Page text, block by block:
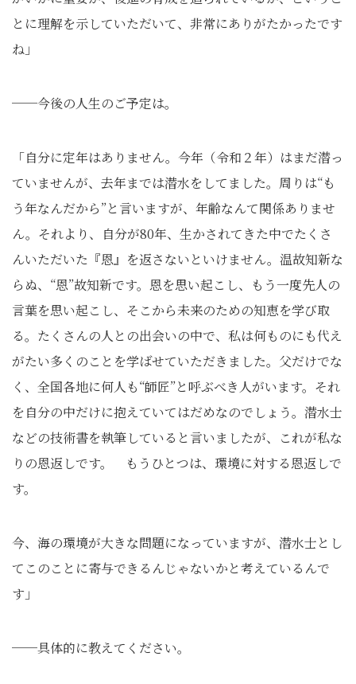
とに理解を示していただいて、非常にありがたかったです
ね」
──今後の人生のご予定は。
「自分に定年はありません。今年（令和２年）はまだ潜っ
ていませんが、去年までは潜水をしてました。周りは“も
う年なんだから”と言いますが、年齢なんて関係ありませ
ん。それより、自分が80年、生かされてきた中でたくさ
んいただいた『恩』を返さないといけません。温故知新な
らぬ、“恩”故知新です。恩を思い起こし、もう一度先人の
言葉を思い起こし、そこから未来のための知恵を学び取
る。たくさんの人との出会いの中で、私は何ものにも代え
がたい多くのことを学ばせていただきました。父だけでな
く、全国各地に何人も“師匠”と呼ぶべき人がいます。それ
を自分の中だけに抱えていてはだめなのでしょう。潜水士
などの技術書を執筆していると言いましたが、これが私な
りの恩返しです。 もうひとつは、環境に対する恩返しで
す。
今、海の環境が大きな問題になっていますが、潜水士とし
てこのことに寄与できるんじゃないかと考えているんで
す」
──具体的に教えてください。